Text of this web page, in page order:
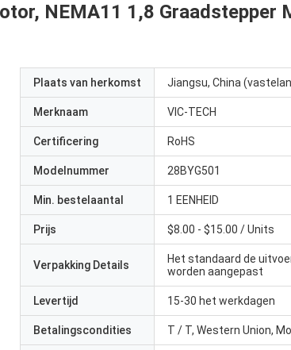
NEMA11 1,8 Graadstepper
Plaats van herkomst Jiangsu, China
Merknaam VIC-TECH
Certificering RoHS
Modelnummer 28BYG501
Min. bestelaantal 1 EENHEID
Prijs $8.00 - $15.00 / Units
Verpakking Details
Het standaard de
worden aangepast
Levertijd 15-30 het werkdagen
Betalingscondities T / T, Western Union,